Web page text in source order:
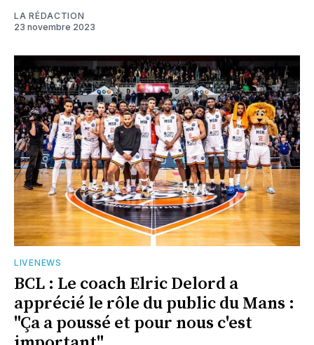
LA RÉDACTION
23 novembre 2023
LIVENEWS
BCL : Le coach Elric Delord a
apprécié le rôle du public du Mans :
"Ça a poussé et pour nous c'est